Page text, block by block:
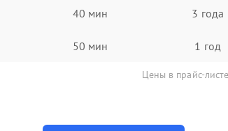
40 мин 3 года
50 мин 1 год
Цены в прайс-